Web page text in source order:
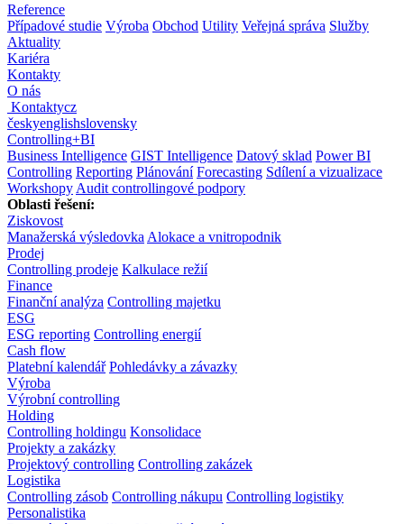
Reference
Případové studie Výroba Obchod Utility Veřejná správa Služby
Aktuality
Kariéra
Kontakty
O nás
Kontaktycz
českyenglishslovensky
Controlling+BI
Business Intelligence GIST Intelligence Datový sklad Power BI
Controlling Reporting Plánování Forecasting Sdílení a vizualizace
Workshopy Audit controllingové podpory
Oblasti řešení:
Ziskovost
Manažerská výsledovka Alokace a vnitropodnik
Prodej
Controlling prodeje Kalkulace režií
Finance
Finanční analýza Controlling majetku
ESG
ESG reporting Controlling energií
Cash flow
Platební kalendář Pohledávky a závazky
Výroba
Výrobní controlling
Holding
Controlling holdingu Konsolidace
Projekty a zakázky
Projektový controlling Controlling zakázek
Logistika
Controlling zásob Controlling nákupu Controlling logistiky
Personalistika